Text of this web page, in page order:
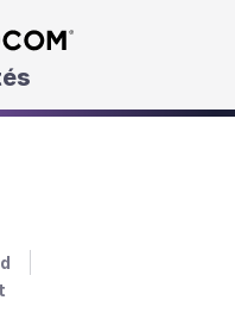
to main content